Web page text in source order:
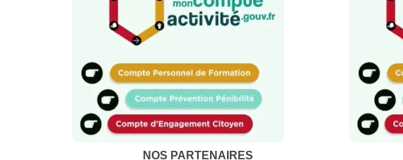
NOS PARTENAIRES